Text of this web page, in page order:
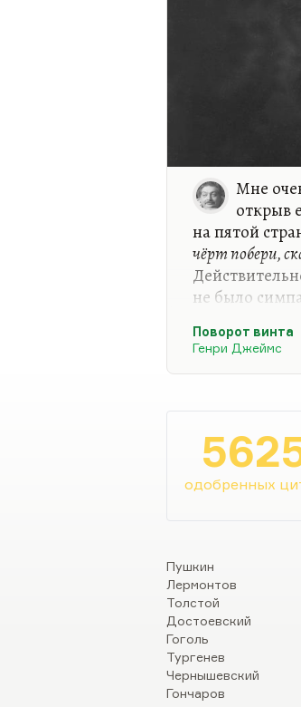
Мне
открыв
на пятой
чёрт побери,
не было
прозаиков
сказать.
понятное
потому, что
обозначена
страшно
Поворот винта
Генри Джеймс
одобренных
Пушкин
Лермонтов
Толстой
Достоевский
Гоголь
Тургенев
Чернышевский
Гончаров